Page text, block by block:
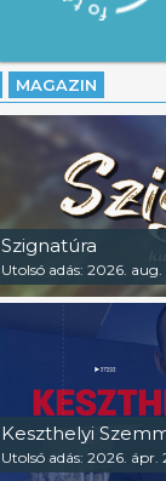
MAGAZIN
Szignatúra
Utolsó adás: 2026.
Keszthelyi
Utolsó adás: 2026. ápr.